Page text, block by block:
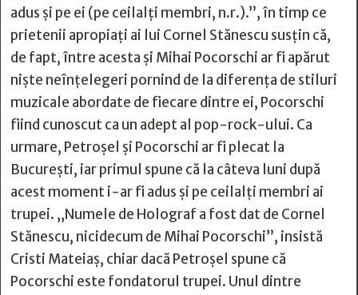
adus şi pe ei (pe ceilalți membri, n.r.).”, în timp ce
prietenii apropiaţi ai lui Cornel Stănescu susţin că,
de fapt, între acesta şi Mihai Pocorschi ar fi apărut
nişte neînţelegeri pornind de la diferenţa de stiluri
muzicale abordate de fiecare dintre ei, Pocorschi
fiind cunoscut ca un adept al pop-rock-ului. Ca
urmare, Petroşel şi Pocorschi ar fi plecat la
Bucureşti, iar primul spune că la câteva luni după
acest moment i-ar fi adus şi pe ceilalţi membri ai
trupei. „Numele de Holograf a fost dat de Cornel
Stănescu, nicidecum de Mihai Pocorschi”, insistă
Cristi Mateiaş, chiar dacă Petroşel spune că
Pocorschi este fondatorul trupei. Unul dintre